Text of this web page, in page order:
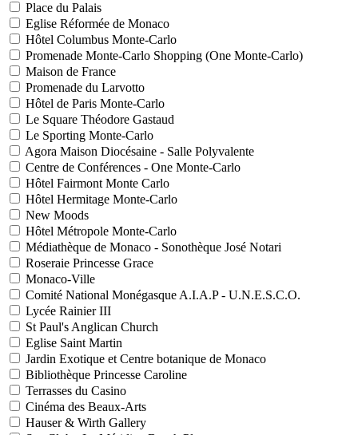
Place du Palais
Eglise Réformée de Monaco
Hôtel Columbus Monte-Carlo
Promenade Monte-Carlo Shopping (One Monte-Carlo)
Maison de France
Promenade du Larvotto
Hôtel de Paris Monte-Carlo
Le Square Théodore Gastaud
Le Sporting Monte-Carlo
Agora Maison Diocésaine - Salle Polyvalente
Centre de Conférences - One Monte-Carlo
Hôtel Fairmont Monte Carlo
Hôtel Hermitage Monte-Carlo
New Moods
Hôtel Métropole Monte-Carlo
Médiathèque de Monaco - Sonothèque José Notari
Roseraie Princesse Grace
Monaco-Ville
Comité National Monégasque A.I.A.P - U.N.E.S.C.O.
Lycée Rainier III
St Paul's Anglican Church
Eglise Saint Martin
Jardin Exotique et Centre botanique de Monaco
Bibliothèque Princesse Caroline
Terrasses du Casino
Cinéma des Beaux-Arts
Hauser & Wirth Gallery